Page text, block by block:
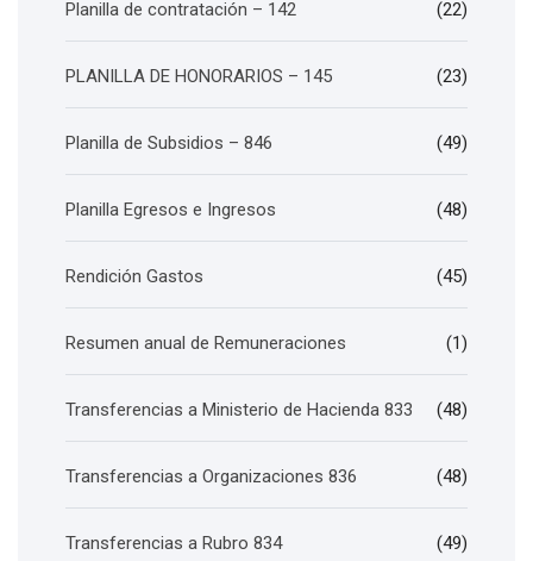
Planilla de contratación – 142 (22)
PLANILLA DE HONORARIOS – 145 (23)
Planilla de Subsidios – 846 (49)
Planilla Egresos e Ingresos (48)
Rendición Gastos (45)
Resumen anual de Remuneraciones (1)
Transferencias a Ministerio de Hacienda 833 (48)
Transferencias a Organizaciones 836 (48)
Transferencias a Rubro 834 (49)